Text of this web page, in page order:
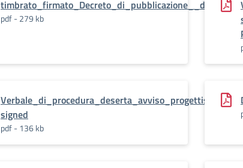
pdf - 279 kb
signed
pdf - 136 kb